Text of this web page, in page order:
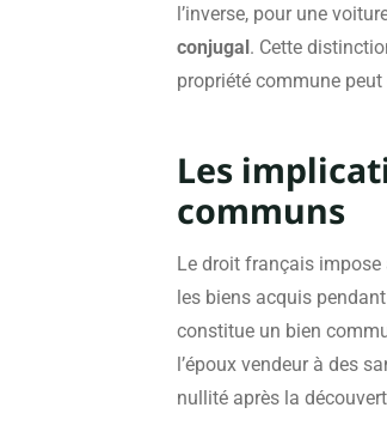
l’inverse, pour une
conjugal. Cette
propriété commune
Les
communs
Le droit français
les biens acquis
constitue un bien
l’époux vendeur à des
nullité après la